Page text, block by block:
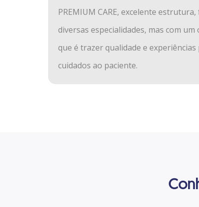
PREMIUM CARE, excelente
diversas especialidades, mas com
que é trazer qualidade e
cuidados ao paciente.